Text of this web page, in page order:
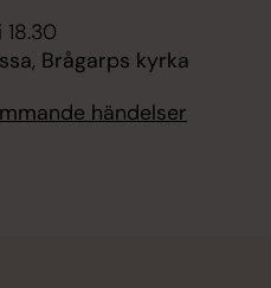
18.30
Brågarps kyrka
händelser